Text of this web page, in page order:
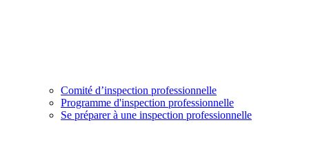
Comité d’inspection professionnelle
Programme d'inspection professionnelle
Se préparer à une inspection professionnelle